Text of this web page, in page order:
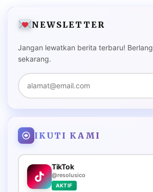
NEWSLETTER
Jangan lewatkan berita terbaru!
sekarang.
IKUTI KAMI
TikTok
@resolusico
AKTIF